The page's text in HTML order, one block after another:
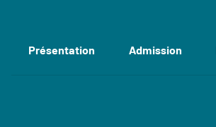
Accéder aux sections
Présentation Admission